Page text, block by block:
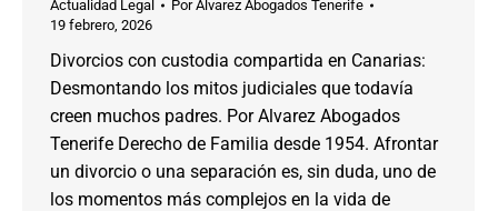
Actualidad Legal PorAlvarez Abogados Tenerife
19 febrero, 2026
Divorcios con custodia compartida en Canarias:
Desmontando los mitos judiciales que todavía
creen muchos padres. Por Alvarez Abogados
Tenerife Derecho de Familia desde 1954. Afrontar
un divorcio o una separación es, sin duda, uno de
los momentos más complejos en la vida de